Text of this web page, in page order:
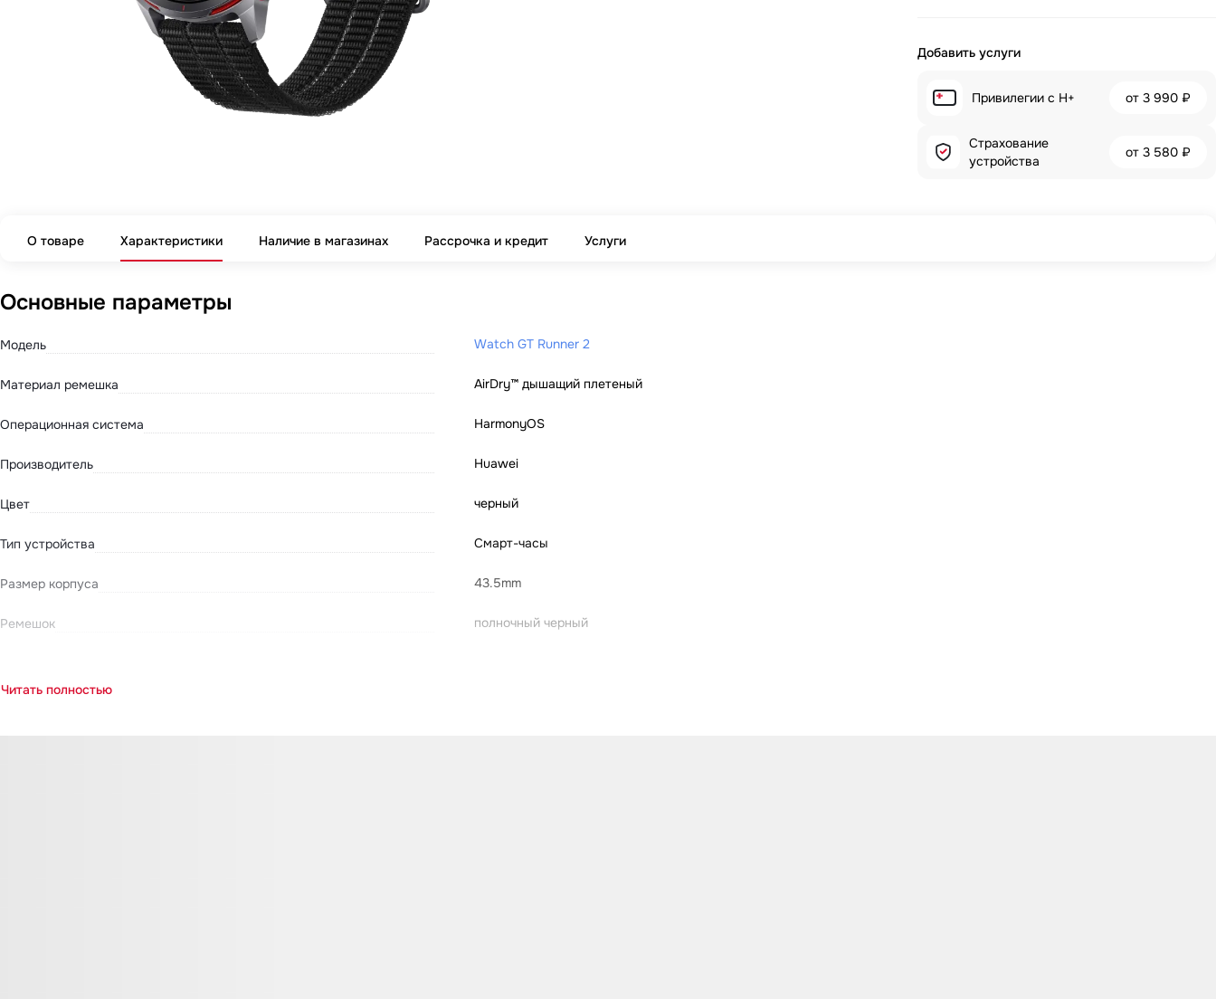
Добавить услуги
Привилегии с H+ от 3 990 ₽
Страхование
устройства
от 3 580 ₽
О товаре Характеристики Наличие в магазинах Рассрочка и кредит Услуги
Основные параметры
Модель Watch GT Runner 2
Материал ремешка AirDry™ дышащий плетеный
Операционная система HarmonyOS
Производитель Huawei
Цвет черный
Тип устройства Смарт-часы
Размер корпуса 43.5mm
Ремешок полночный черный
Читать полностью